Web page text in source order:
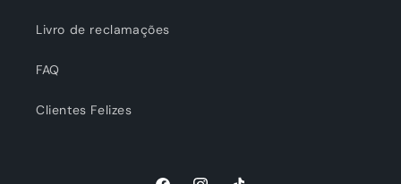
Livro de reclamações
FAQ
Clientes Felizes